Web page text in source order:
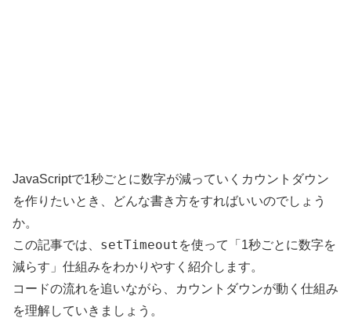
JavaScriptで1秒ごとに数字が減っていくカウントダウン
を作りたいとき、どんな書き方をすればいいのでしょう
か。
この記事では、 setTimeout を使って「1秒ごとに数字を
減らす」仕組みをわかりやすく紹介します。
コードの流れを追いながら、カウントダウンが動く仕組み
を理解していきましょう。